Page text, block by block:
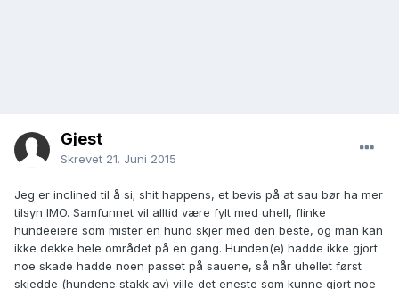
Gjest
Skrevet 21. Juni 2015
Jeg er inclined til å si; shit happens, et bevis på at sau bør ha mer
tilsyn IMO. Samfunnet vil alltid være fylt med uhell, flinke
hundeeiere som mister en hund skjer med den beste, og man kan
ikke dekke hele området på en gang. Hunden(e) hadde ikke gjort
noe skade hadde noen passet på sauene, så når uhellet først
skjedde (hundene stakk av) ville det eneste som kunne gjort noe